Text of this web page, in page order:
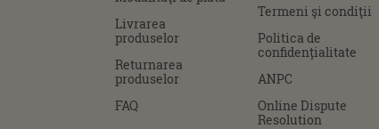
Livrarea
produselor
Returnarea
produselor
FAQ
Termeni şi condiţii
Politica de
confidențialitate
ANPC
Online Dispute
Resolution